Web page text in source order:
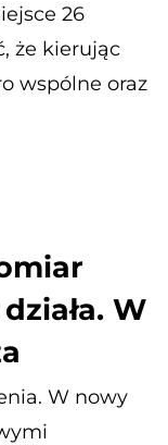
26
że kierując
wspólne oraz
W
W nowy